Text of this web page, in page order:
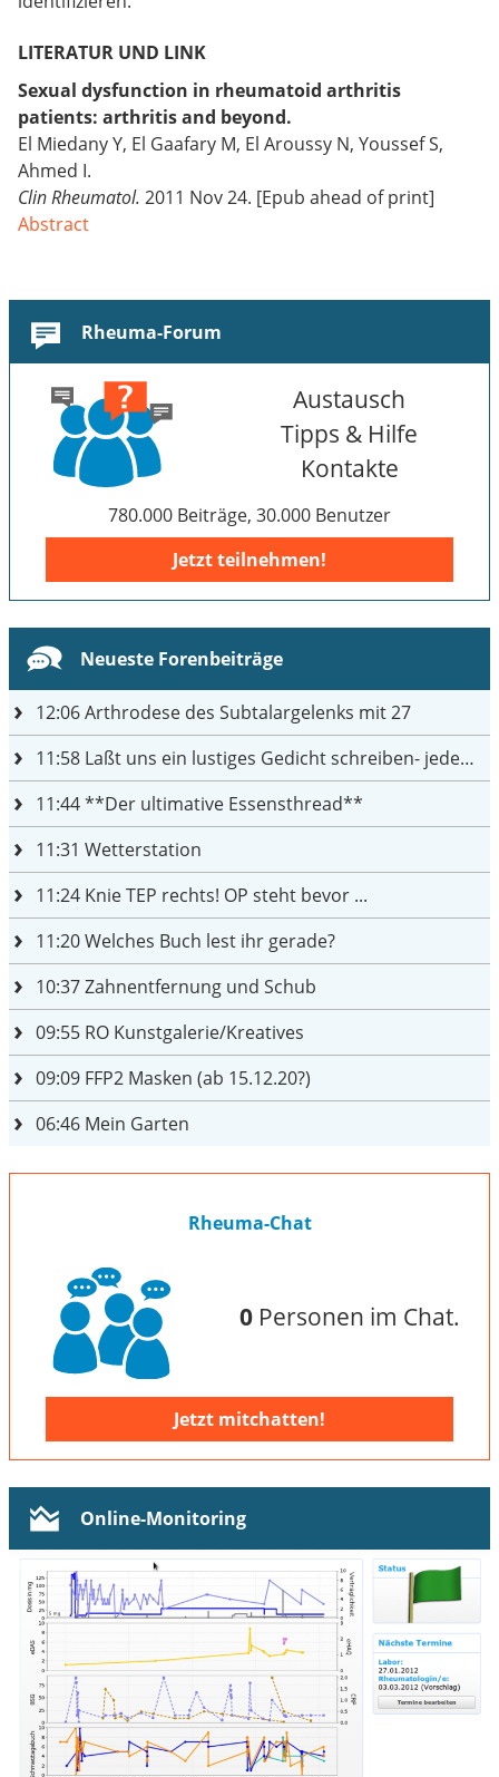
LITERATUR UND LINK
Sexual dysfunction in rheumatoid arthritis
patients: arthritis and beyond.
El Miedany Y, El Gaafary M, El Aroussy N, Youssef S,
Ahmed I.
Clin Rheumatol. 2011 Nov 24. [Epub ahead of print]
Abstract
Rheuma-Forum
Austausch
Tipps & Hilfe
Kontakte
780.000 Beiträge, 30.000 Benutzer
Jetzt teilnehmen!
Neueste Forenbeiträge
12:06Arthrodese des Subtalargelenks mit 27
11:58 Laßt uns ein lustiges Gedicht schreiben- jeder einen Satz
11:44**Der ultimative Essensthread**
11:31 Wetterstation
11:24 Knie TEP rechts! OP steht bevor ...
11:20Welches Buch lest ihr gerade?
10:37Zahnentfernung und Schub
09:55 RO Kunstgalerie/Kreatives
09:09 FFP2 Masken (ab 15.12.20?)
06:46 Mein Garten
Rheuma-Chat
0Personen im Chat.
Jetzt mitchatten!
Online-Monitoring